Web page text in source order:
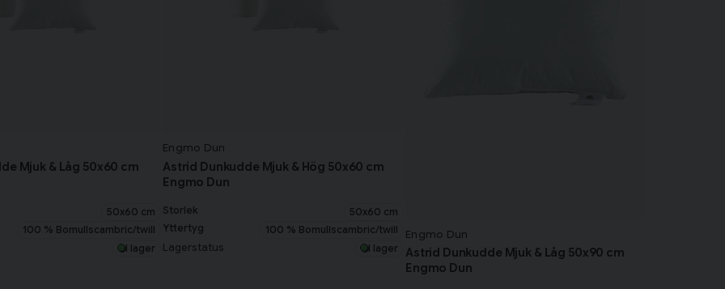
Mjuk & Låg 50x60 cm
50x60 cm
100 % Bomullscambric/twill
I lager
Engmo Dun
Astrid Dunkudde Mjuk & Hög 50x60 cm
Engmo Dun
Storlek
50x60 cm
Yttertyg
100 % Bomullscambric/twill
Lagerstatus I lager
Engmo Dun
Astrid Dunkudde Mjuk & Låg 50x90 cm
Engmo Dun